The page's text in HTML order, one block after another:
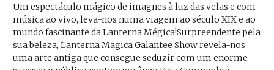
Um espectáculo mágico de imagnes à luz das velas e com
música ao vivo, leva-nos numa viagem ao século XIX e ao
mundo fascinante da Lanterna Mégica!Surpreendente pela
sua beleza, Lanterna Magica Galantee Show revela-nos
uma arte antiga que consegue seduzir com um enorme